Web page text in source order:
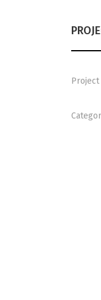
Project